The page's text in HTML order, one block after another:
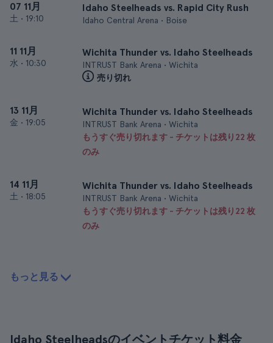
07 11月
土 • 19:10
Idaho Steelheads vs. Rapid City Rush
Idaho Central Arena • Boise
11 11月
水 • 10:30
Wichita Thunder vs. Idaho Steelheads
INTRUST Bank Arena • Wichita
売り切れ
13 11月
金 • 19:05
Wichita Thunder vs. Idaho Steelheads
INTRUST Bank Arena • Wichita
もうすぐ売り切れます - チケットは残り22 枚
のみ
14 11月
土 • 18:05
Wichita Thunder vs. Idaho Steelheads
INTRUST Bank Arena • Wichita
もうすぐ売り切れます - チケットは残り22 枚
のみ
もっと見る
Idaho Steelheadsのイベントチケット料金